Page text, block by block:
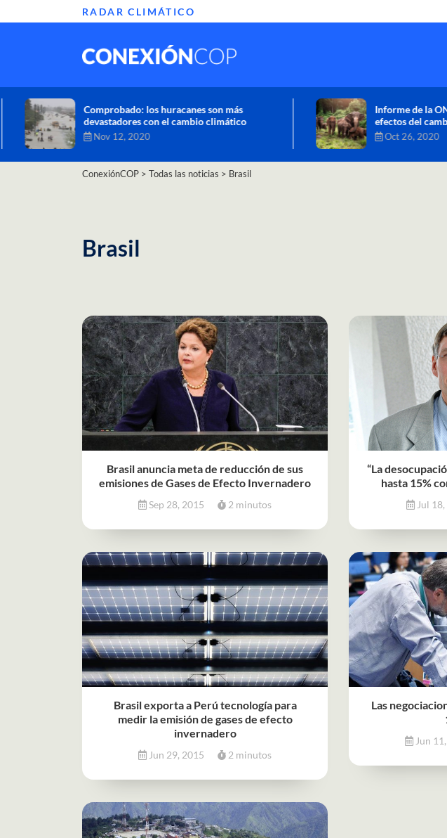
RADAR CLIMÁTICO
Informe de la ONU alerta sobre graves
efectos del cambio climático en África
Oct 26, 2020
Dic 16,
ConexiónCOP > Todas las noticias > Brasil
Brasil
Brasil anuncia meta de reducción de sus
emisiones de Gases de Efecto Invernadero
Sep 28, 2015 2 minutos
“La
hasta 15%
Jul
Brasil exporta a Perú tecnología para
medir la emisión de gases de efecto
invernadero
Jun 29, 2015 2 minutos
Las
Jun